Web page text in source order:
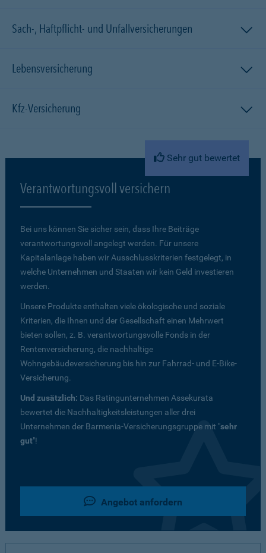
Sach-, Haftpflicht- und Unfallversicherungen
Lebensversicherung
Kfz-Versicherung
Sehr gut bewertet
Verantwortungsvoll versichern
Bei uns können Sie sicher sein, dass Ihre Beiträge
verantwortungsvoll angelegt werden. Für unsere
Kapitalanlage haben wir Ausschlusskriterien festgelegt, in
welche Unternehmen und Staaten wir kein Geld investieren
werden.
Unsere Produkte enthalten viele ökologische und soziale
Kriterien, die Ihnen und der Gesellschaft einen Mehrwert
bieten sollen, z. B. verantwortungsvolle Fonds in der
Rentenversicherung, die nachhaltige
Wohngebäudeversicherung bis hin zur Fahrrad- und E-Bike-
Versicherung.
Und zusätzlich: Das Ratingunternehmen Assekurata
bewertet die Nachhaltigkeitsleistungen aller drei
Unternehmen der Barmenia-Versicherungsgruppe mit "sehr
gut"!
Angebot anfordern